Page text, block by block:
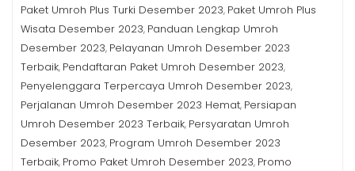
Paket Umroh Plus Turki Desember 2023, Paket Umroh Plus
Wisata Desember 2023, Panduan Lengkap Umroh
Desember 2023, Pelayanan Umroh Desember 2023
Terbaik, Pendaftaran Paket Umroh Desember 2023,
Penyelenggara Terpercaya Umroh Desember 2023,
Perjalanan Umroh Desember 2023 Hemat, Persiapan
Umroh Desember 2023 Terbaik, Persyaratan Umroh
Desember 2023, Program Umroh Desember 2023
Terbaik, Promo Paket Umroh Desember 2023, Promo